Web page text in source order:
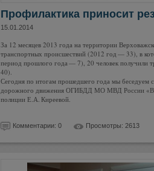
Профилактика приносит
15.01.2014
За 12 месяцев 2013 года на территории
транспортных происшествий (2012 год — 33), в
период прошлого года — 7), 20 человек получили
40).
Сегодня по итогам прошедшего года мы беседуем
дорожного движения ОГИБДД МО МВД России
полиции Е.А. Киреевой.
Комментарии: 0 Просмотры: 2613